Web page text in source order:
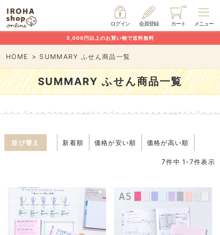
メニュー
カート
会員登録
ログイン
3,000円以上のお買い物で送料無料
HOME SUMMARY ふせん商品一覧
SUMMARY ふせん商品一覧
並び替え 新着順 価格が安い順 価格が高い順
7件中 1-7件表示